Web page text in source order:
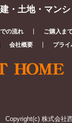
・土地・マン
の流れ
ご購入ま
会社概要 プラ
Copyright(c) 株式会社